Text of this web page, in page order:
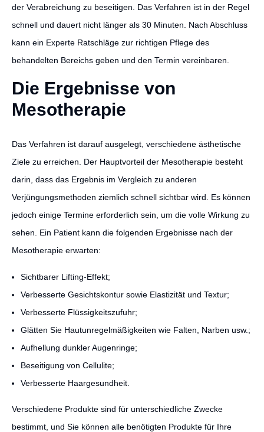
der Verabreichung zu beseitigen. Das Verfahren ist in der Regel
schnell und dauert nicht länger als 30 Minuten. Nach Abschluss
kann ein Experte Ratschläge zur richtigen Pflege des
behandelten Bereichs geben und den Termin vereinbaren.
Die Ergebnisse von
Mesotherapie
Das Verfahren ist darauf ausgelegt, verschiedene ästhetische
Ziele zu erreichen. Der Hauptvorteil der Mesotherapie besteht
darin, dass das Ergebnis im Vergleich zu anderen
Verjüngungsmethoden ziemlich schnell sichtbar wird. Es können
jedoch einige Termine erforderlich sein, um die volle Wirkung zu
sehen. Ein Patient kann die folgenden Ergebnisse nach der
Mesotherapie erwarten:
Sichtbarer Lifting-Effekt;
Verbesserte Gesichtskontur sowie Elastizität und Textur;
Verbesserte Flüssigkeitszufuhr;
Glätten Sie Hautunregelmäßigkeiten wie Falten, Narben usw.;
Aufhellung dunkler Augenringe;
Beseitigung von Cellulite;
Verbesserte Haargesundheit.
Verschiedene Produkte sind für unterschiedliche Zwecke
bestimmt, und Sie können alle benötigten Produkte für Ihre